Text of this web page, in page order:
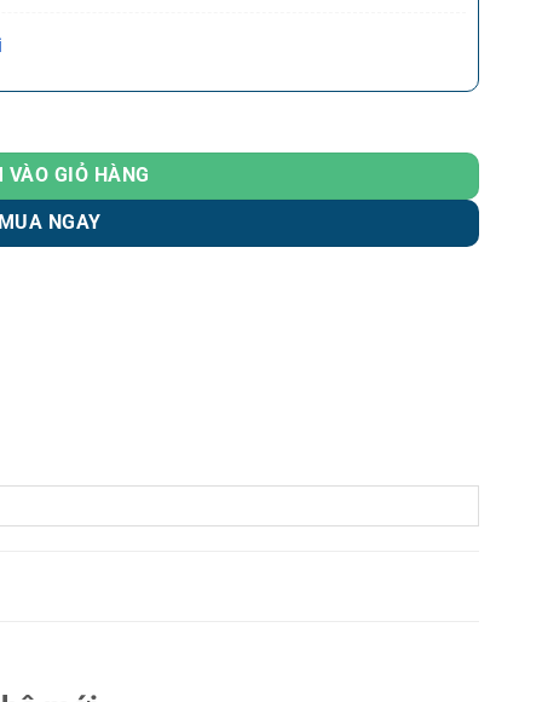
Hưng Đạo, P. Cửa Nam, Q. Hoàn Kiếm, Tp. Hà
VÀO GIỎ HÀNG
MUA NGAY